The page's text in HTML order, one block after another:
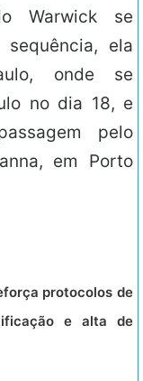
Warwick se
ela
onde se
no dia 18, e
pelo
em Porto
protocolos de
e alta de